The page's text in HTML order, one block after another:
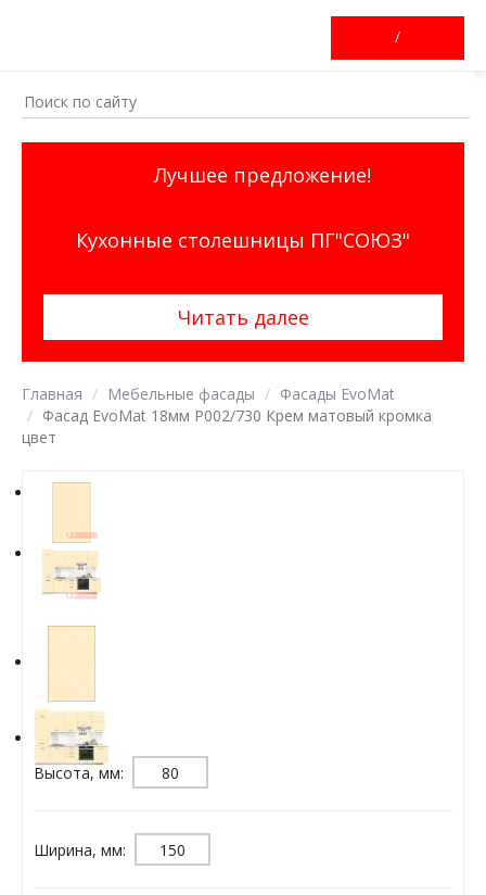
/
Лучшее предложение!
Кухонные столешницы ПГ"СОЮЗ"
Читать далее
Главная Мебельные фасады
Фасады EvoMat
Фасад EvoMat 18мм P002/730 Крем матовый кромка
цвет
Высота, мм:
Ширина, мм: